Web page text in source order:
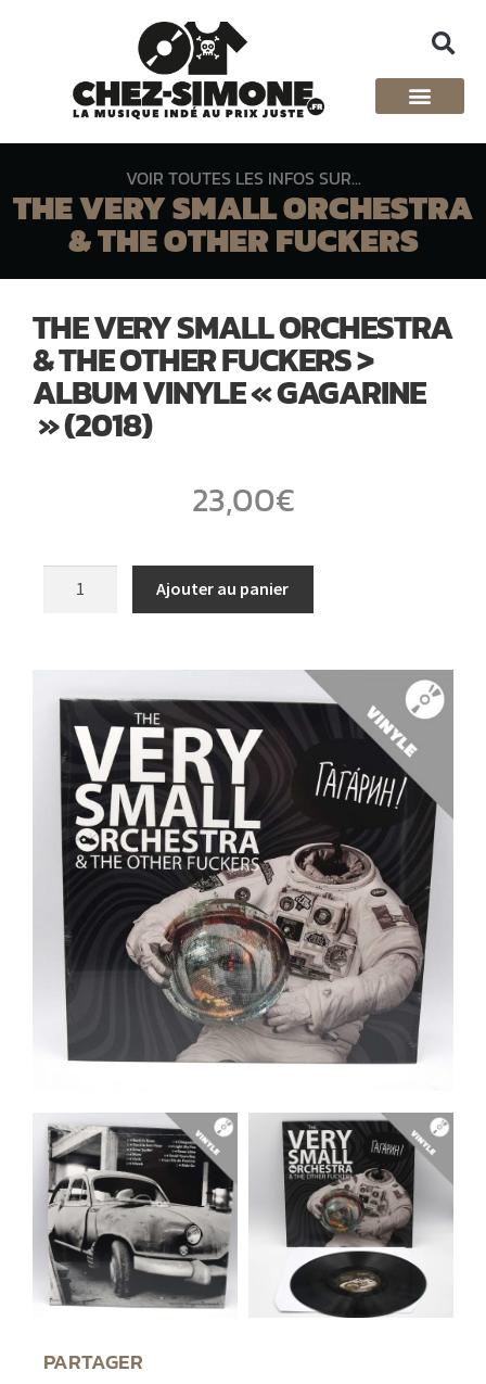
VOIR TOUTES LES INFOS SUR...
THE VERY SMALL ORCHESTRA
& THE OTHER FUCKERS
THE VERY SMALL ORCHESTRA
& THE OTHER FUCKERS >
ALBUM VINYLE « GAGARINE
» (2018)
23,00€
Ajouter au panier
PARTAGER